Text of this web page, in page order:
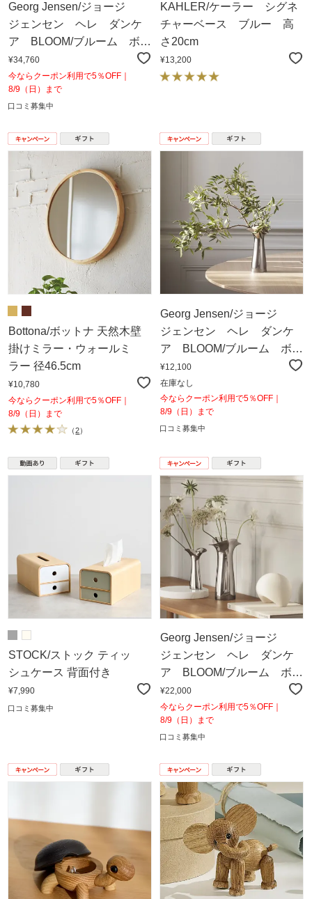
Georg Jensen/ジョージ
ジェンセン ヘレ ダンケ
ア BLOOM/ブルーム ボタ
ニカヴェースL
¥34,760
今ならクーポン利用で5％OFF｜
8/9（日）まで
口コミ募集中
KAHLER/ケーラー シグネ
チャーベース ブルー 高
さ20cm
¥13,200
Bottona/ボットナ 天然木壁
掛けミラー・ウォールミ
ラー 径46.5cm
¥10,780
今ならクーポン利用で5％OFF｜
8/9（日）まで
（2）
Georg Jensen/ジョージ
ジェンセン ヘレ ダンケ
ア BLOOM/ブルーム ボタ
ニカヴェースS
¥12,100
在庫なし
今ならクーポン利用で5％OFF｜
8/9（日）まで
口コミ募集中
STOCK/ストック ティッ
シュケース 背面付き
¥7,990
口コミ募集中
Georg Jensen/ジョージ
ジェンセン ヘレ ダンケ
ア BLOOM/ブルーム ボタ
ニカヴェースM
¥22,000
今ならクーポン利用で5％OFF｜
8/9（日）まで
口コミ募集中